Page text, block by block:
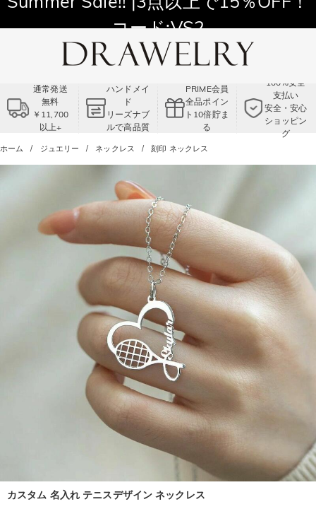
11,700円以上通常配送無料！
Summer Sale!! |3点以上で15％OFF！
コード:VS2
通常発送
無料
￥11,700
以上+
ハンドメイ
ド
リーズナブ
ルで高品質
PRIME会員
全品ポイン
ト10倍貯ま
る
100%安全
支払い
安全・安心
ショッピン
グ
ホーム ジュエリー ネックレス 刻印 ネックレス
カスタム 名入れ テニスデザイン ネックレス